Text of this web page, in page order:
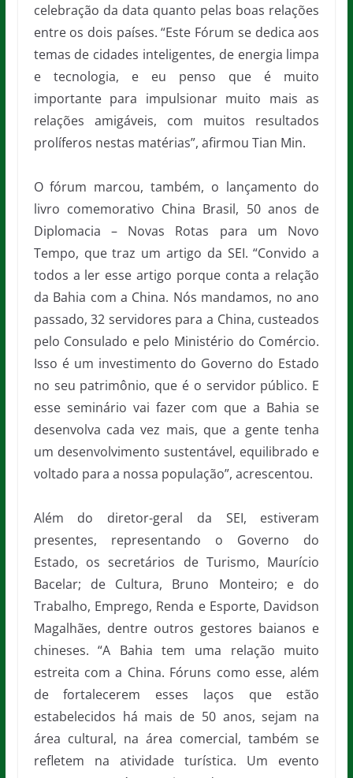
celebração da data quanto pelas boas relações
entre os dois países. “Este Fórum se dedica aos
temas de cidades inteligentes, de energia limpa
e tecnologia, e eu penso que é muito
importante para impulsionar muito mais as
relações amigáveis, com muitos resultados
prolíferos nestas matérias”, afirmou Tian Min.
O fórum marcou, também, o lançamento do
livro comemorativo China Brasil, 50 anos de
Diplomacia – Novas Rotas para um Novo
Tempo, que traz um artigo da SEI. “Convido a
todos a ler esse artigo porque conta a relação
da Bahia com a China. Nós mandamos, no ano
passado, 32 servidores para a China, custeados
pelo Consulado e pelo Ministério do Comércio.
Isso é um investimento do Governo do Estado
no seu patrimônio, que é o servidor público. E
esse seminário vai fazer com que a Bahia se
desenvolva cada vez mais, que a gente tenha
um desenvolvimento sustentável, equilibrado e
voltado para a nossa população”, acrescentou.
Além do diretor-geral da SEI, estiveram
presentes, representando o Governo do
Estado, os secretários de Turismo, Maurício
Bacelar; de Cultura, Bruno Monteiro; e do
Trabalho, Emprego, Renda e Esporte, Davidson
Magalhães, dentre outros gestores baianos e
chineses. “A Bahia tem uma relação muito
estreita com a China. Fóruns como esse, além
de fortalecerem esses laços que estão
estabelecidos há mais de 50 anos, sejam na
área cultural, na área comercial, também se
refletem na atividade turística. Um evento